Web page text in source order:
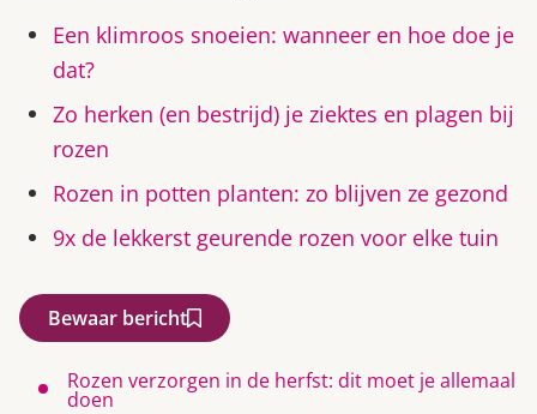
Een klimroos snoeien: wanneer en hoe doe je
dat?
Zo herken (en bestrijd) je ziektes en plagen bij
rozen
Rozen in potten planten: zo blijven ze gezond
9x de lekkerst geurende rozen voor elke tuin
Bewaar bericht
Rozen verzorgen in de herfst: dit moet je allemaal
doen